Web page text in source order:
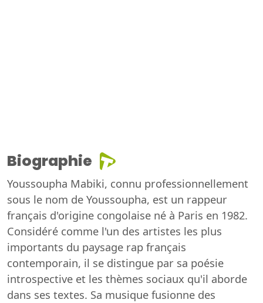
Biographie
Youssoupha Mabiki, connu professionnellement
sous le nom de Youssoupha, est un rappeur
français d'origine congolaise né à Paris en 1982.
Considéré comme l'un des artistes les plus
importants du paysage rap français
contemporain, il se distingue par sa poésie
introspective et les thèmes sociaux qu'il aborde
dans ses textes. Sa musique fusionne des